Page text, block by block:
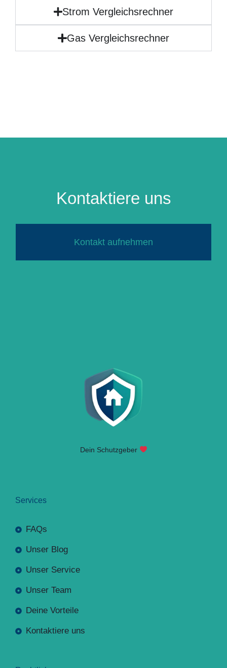
Strom Vergleichsrechner
Gas Vergleichsrechner
Kontaktiere uns
Kontakt aufnehmen
Dein Schutzgeber
Services
FAQs
Unser Blog
Unser Service
Unser Team
Deine Vorteile
Kontaktiere uns